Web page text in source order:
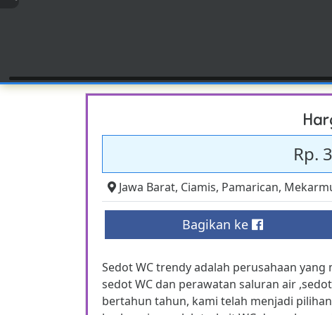
Rp.
Jawa Barat, Ciamis, Pamarican,
Bagikan ke
Sedot WC trendy adalah perusahaan
sedot WC dan perawatan saluran air
bertahun tahun, kami telah menjadi